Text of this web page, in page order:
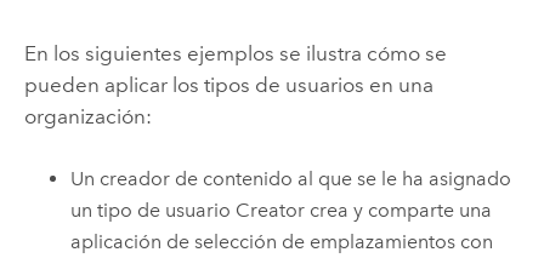
En los siguientes ejemplos se ilustra cómo se
pueden aplicar los tipos de usuarios en una
organización:
Un creador de contenido al que se le ha asignado
un tipo de usuario Creator crea y comparte una
aplicación de selección de emplazamientos con